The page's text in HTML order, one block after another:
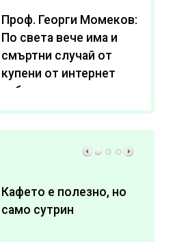
Проф. Георги Момеков:
По света вече има и
смъртни случай от
купени от интернет
субстанции за
отслабване
Кафето е полезно, но
само сутрин